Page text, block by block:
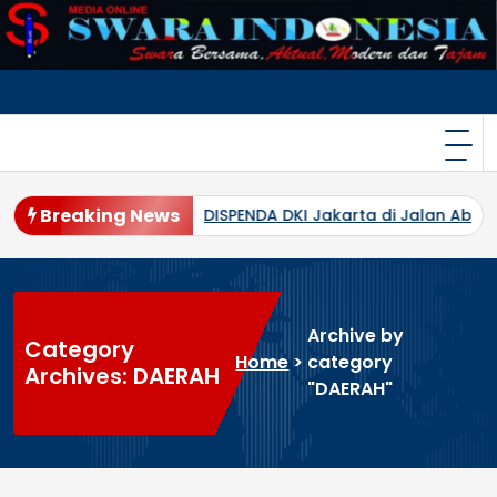
Skip
to
content
Breaking News
Abdul Muis, Proses Pemadaman Masih Berlangsung
Category
Archives: DAERAH
Home>
Archive by
category
"DAERAH"